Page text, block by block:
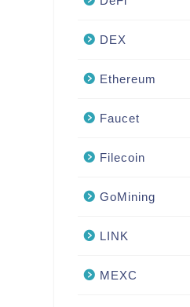
DEX
Ethereum
Faucet
Filecoin
GoMining
LINK
MEXC